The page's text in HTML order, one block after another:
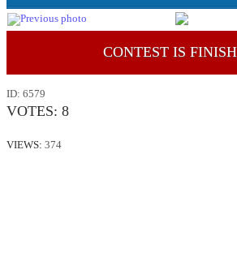
CONTEST IS
ID: 6579
VOTES: 8
VIEWS: 374